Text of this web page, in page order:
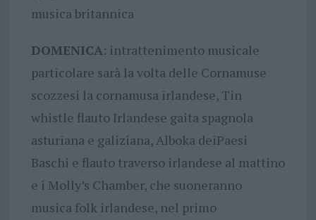
musica britannica
DOMENICA: intrattenimento musicale
particolare sarà la volta delle Cornamuse
scozzesi la cornamusa irlandese, Tin
whistle flauto Irlandese gaita spagnola
asturiana e galiziana, Alboka deiPaesi
Baschi e flauto traverso irlandese al mattino
e i Molly’s Chamber, che suoneranno
musica folk irlandese, nel primo